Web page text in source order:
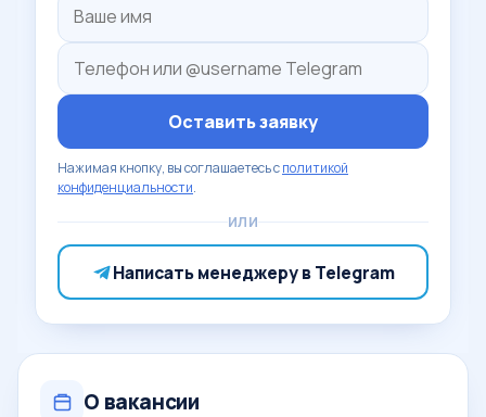
Оставить заявку
Нажимая кнопку, вы соглашаетесь сполитикой
конфиденциальности.
ИЛИ
Написать менеджеру в Telegram
О вакансии